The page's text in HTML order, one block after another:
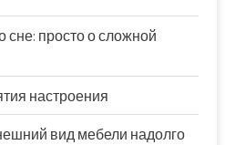
сне: просто о сложной
настроения
вид мебели надолго